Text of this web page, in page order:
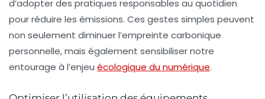
d’adopter des pratiques responsables au quotidien
pour réduire les émissions. Ces gestes simples peuvent
non seulement diminuer l’empreinte carbonique
personnelle, mais également sensibiliser notre
entourage à l’enjeu écologique du numérique.